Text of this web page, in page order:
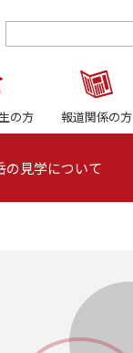
の方 報道関係の方
の見学について